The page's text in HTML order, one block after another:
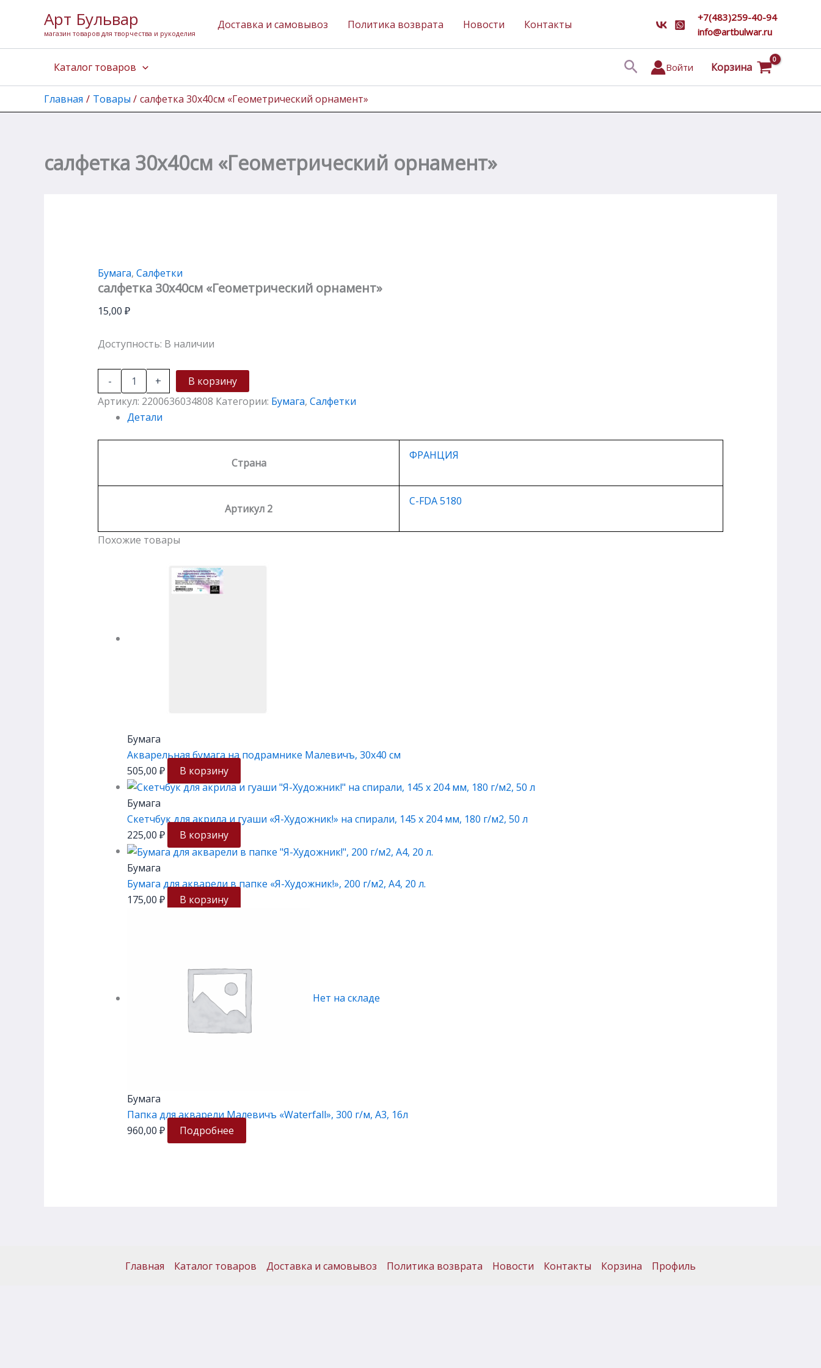
содержимому
Арт Бульвар
магазин товаров для творчества и рукоделия
Доставка и самовывоз Политика возврата Новости Контакты
+7(483)259-40-94
info@artbulwar.ru
Каталог товаров ПоискВойти Корзина
Главная Товары салфетка 30х40см «Геометрический орнамент»
салфетка 30х40см «Геометрический орнамент»
Бумага, Салфетки
салфетка 30х40см «Геометрический орнамент»
15,00 ₽
Доступность: В наличии
-
товара
салфетка
30х40см
орнамент"
+
В корзину
Артикул: 2200636034808 Категории: Бумага, Салфетки
Детали
Страна
ФРАНЦИЯ
Артикул 2
C-FDA 5180
Похожие товары
Бумага
Акварельная бумага на подрамнике Малевичъ, 30х40 см
505,00 ₽ В корзину
Бумага
Скетчбук для акрила и гуаши «Я-Художник!» на спирали, 145 х 204 мм, 180 г/м2, 50 л
225,00 ₽ В корзину
Бумага
Бумага для акварели в папке «Я-Художник!», 200 г/м2, А4, 20 л.
175,00 ₽ В корзину
Нет на складе
Бумага
Папка для акварели Малевичъ «Waterfall», 300 г/м, А3, 16л
960,00 ₽ Подробнее
Главная Каталог товаров Доставка и самовывоз Политика возврата Новости Контакты Корзина Профиль